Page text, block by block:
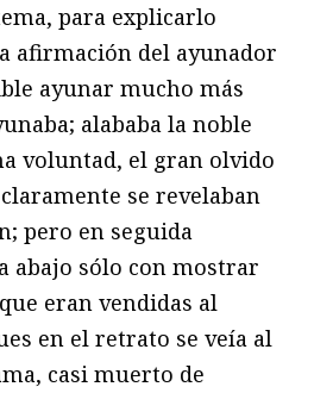
para explicarlo
afirmación del ayunador
ayunar mucho más
alababa la noble
voluntad, el gran olvido
se revelaban
pero en seguida
abajo sólo con mostrar
eran vendidas al
en el retrato se veía al
casi muerto de